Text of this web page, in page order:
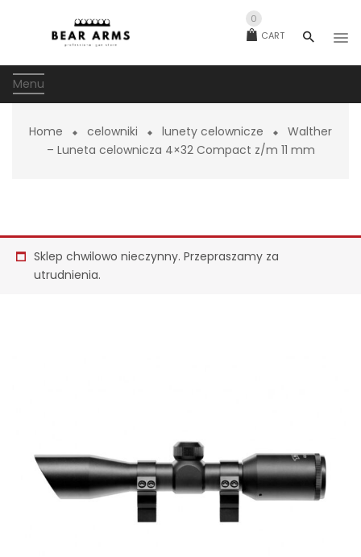
CART
0
Menu
Home celowniki lunety celownicze
Walther
– Luneta celownicza 4×32 Compact z/m 11 mm
Sklep chwilowo nieczynny. Przepraszamy za
utrudnienia.